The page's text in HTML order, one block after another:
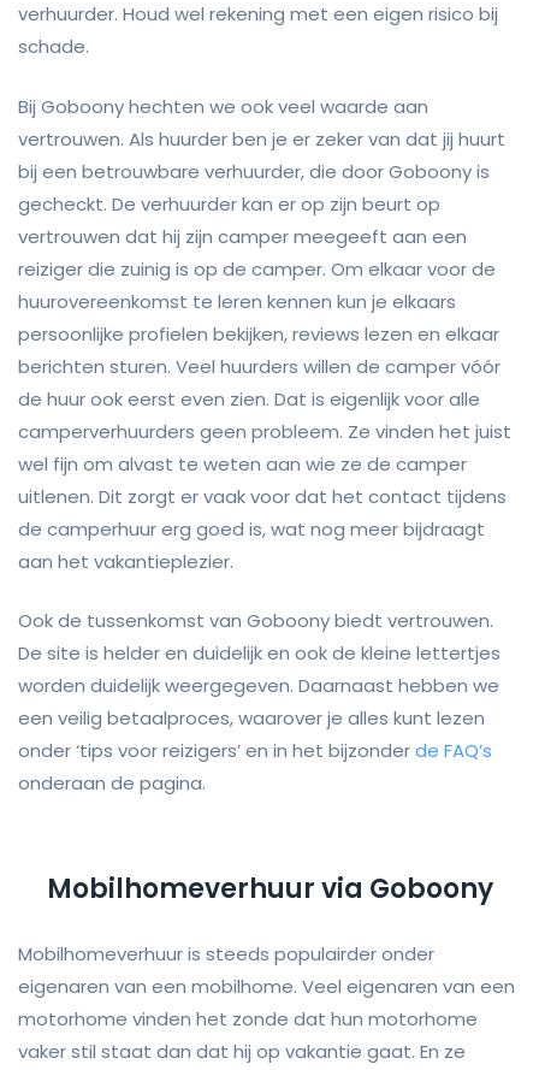
verhuurder. Houd wel rekening met een eigen risico bij
schade.
Bij Goboony hechten we ook veel waarde aan
vertrouwen. Als huurder ben je er zeker van dat jij huurt
bij een betrouwbare verhuurder, die door Goboony is
gecheckt. De verhuurder kan er op zijn beurt op
vertrouwen dat hij zijn camper meegeeft aan een
reiziger die zuinig is op de camper. Om elkaar voor de
huurovereenkomst te leren kennen kun je elkaars
persoonlijke profielen bekijken, reviews lezen en elkaar
berichten sturen. Veel huurders willen de camper vóór
de huur ook eerst even zien. Dat is eigenlijk voor alle
camperverhuurders geen probleem. Ze vinden het juist
wel fijn om alvast te weten aan wie ze de camper
uitlenen. Dit zorgt er vaak voor dat het contact tijdens
de camperhuur erg goed is, wat nog meer bijdraagt
aan het vakantieplezier.
Ook de tussenkomst van Goboony biedt vertrouwen.
De site is helder en duidelijk en ook de kleine lettertjes
worden duidelijk weergegeven. Daarnaast hebben we
een veilig betaalproces, waarover je alles kunt lezen
onder ‘tips voor reizigers’ en in het bijzonderde FAQ’s
onderaan de pagina.
Mobilhomeverhuur via Goboony
Mobilhomeverhuur is steeds populairder onder
eigenaren van een mobilhome. Veel eigenaren van een
motorhome vinden het zonde dat hun motorhome
vaker stil staat dan dat hij op vakantie gaat. En ze